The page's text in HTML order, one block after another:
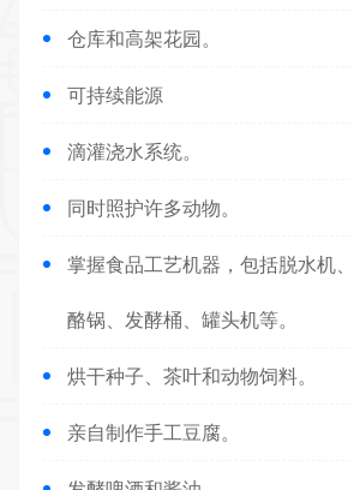
仓库和高架花园。
可持续能源
滴灌浇水系统。
同时照护许多动物。
掌握食品工艺机器，包括脱水机
酪锅、发酵桶、罐头机等。
烘干种子、茶叶和动物饲料。
亲自制作手工豆腐。